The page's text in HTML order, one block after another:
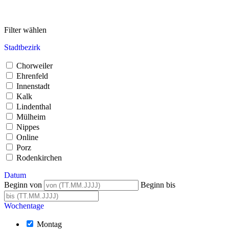
Filter wählen
Stadtbezirk
Chorweiler
Ehrenfeld
Innenstadt
Kalk
Lindenthal
Mülheim
Nippes
Online
Porz
Rodenkirchen
Datum
Beginn von
Beginn bis
Wochentage
Montag